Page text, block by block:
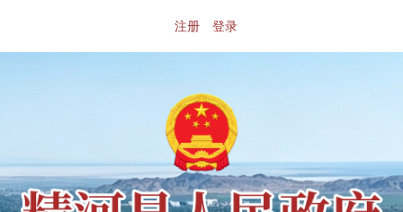
注册 登录